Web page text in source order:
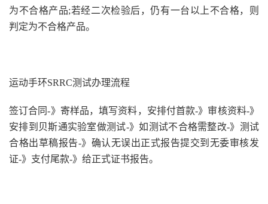
为不合格产品;若经二次检验后，仍有一台以上不合格，则
判定为不合格产品。
运动手环SRRC测试办理流程
签订合同-》寄样品，填写资料，安排付首款-》审核资料-》
安排到贝斯通实验室做测试-》如测试不合格需整改-》测试
合格出草稿报告-》确认无误出正式报告提交到无委审核发
证-》支付尾款-》给正式证书报告。